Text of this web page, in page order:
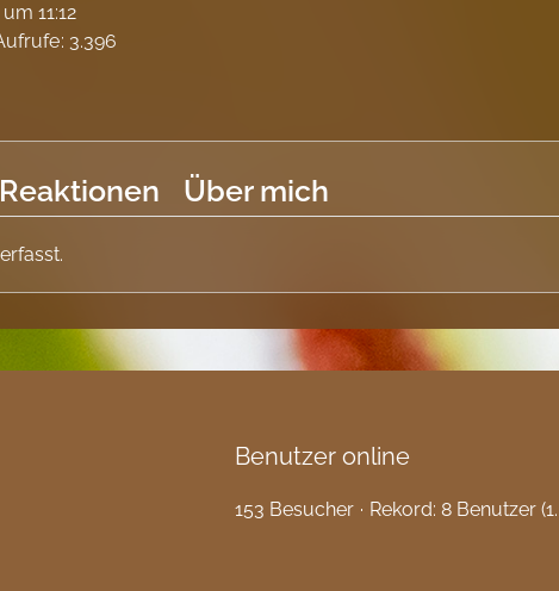
11:12
3.396
Reaktionen Über mich
Benutzer online
153 Besucher Rekord: 8 Benutzer (